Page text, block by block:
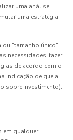
uma análise
uma estratégia
ou "tamanho único".
necessidades, fazer
de acordo com o
indicação de que a
sobre investimento).
em qualquer